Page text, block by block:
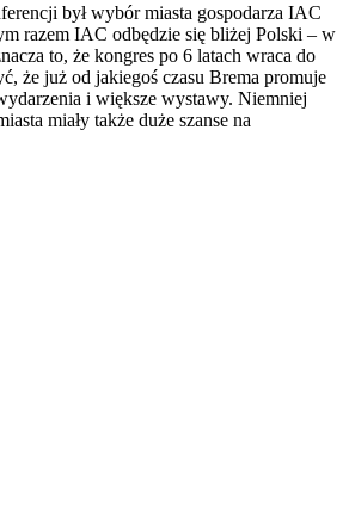
był wybór miasta gospodarza IAC
razem IAC odbędzie się bliżej Polski – w
to, że kongres po 6 latach wraca do
że już od jakiegoś czasu Brema promuje
i większe wystawy. Niemniej
miały także duże szanse na